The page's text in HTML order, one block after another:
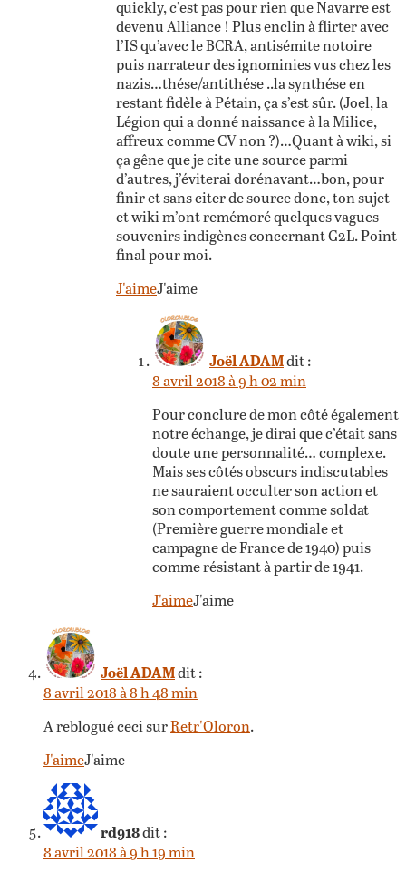
quickly, c’est pas pour rien que Navarre est
devenu Alliance ! Plus enclin à flirter avec
l’IS qu’avec le BCRA, antisémite notoire
puis narrateur des ignominies vus chez les
nazis…thése/antithése ..la synthése en
restant fidèle à Pétain, ça s’est sûr. (Joel, la
Légion qui a donné naissance à la Milice,
affreux comme CV non ?)…Quant à wiki, si
ça gêne que je cite une source parmi
d’autres, j’éviterai dorénavant…bon, pour
finir et sans citer de source donc, ton sujet
et wiki m’ont remémoré quelques vagues
souvenirs indigènes concernant G2L. Point
final pour moi.
J'aimeJ'aime
Joël ADAMdit :
8 avril 2018 à 9 h 02 min
Pour conclure de mon côté également
notre échange, je dirai que c’était sans
doute une personnalité… complexe.
Mais ses côtés obscurs indiscutables
ne sauraient occulter son action et
son comportement comme soldat
(Première guerre mondiale et
campagne de France de 1940) puis
comme résistant à partir de 1941.
J'aimeJ'aime
Joël ADAMdit :
8 avril 2018 à 8 h 48 min
A reblogué ceci surRetr'Oloron.
J'aimeJ'aime
rd918dit :
8 avril 2018 à 9 h 19 min